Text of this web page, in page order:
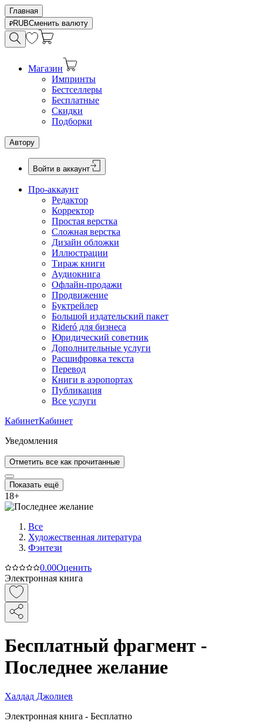
Главная
RUBСменить валюту
Магазин
Импринты
Бестселлеры
Бесплатные
Скидки
Подборки
Автору
Войти в аккаунт
Про-аккаунт
Редактор
Корректор
Простая верстка
Сложная верстка
Дизайн обложки
Иллюстрации
Тираж книги
Аудиокнига
Офлайн-продажи
Продвижение
Буктрейлер
Большой издательский пакет
Rideró для бизнеса
Юридический советник
Дополнительные услуги
Расшифровка текста
Перевод
Книги в аэропортах
Публикация
Все услуги
КабинетКабинет
Уведомления
Отметить все как прочитанные
Показать ещё
18+
Все
Художественная литература
Фэнтези
0.00Оценить
Электронная книга
Бесплатный фрагмент -
Последнее желание
Халдад Джолиев
Электронная книга - Бесплатно